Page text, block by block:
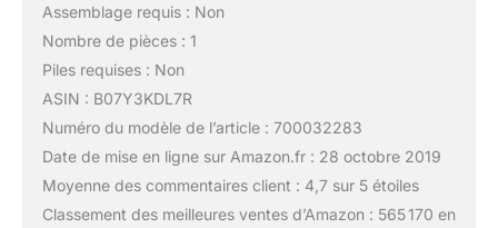
Assemblage requis : Non
Nombre de pièces : 1
Piles requises : Non
ASIN : B07Y3KDL7R
Numéro du modèle de l’article : 700032283
Date de mise en ligne sur Amazon.fr : 28 octobre 2019
Moyenne des commentaires client : 4,7 sur 5 étoiles
Classement des meilleures ventes d’Amazon : 565 170 en